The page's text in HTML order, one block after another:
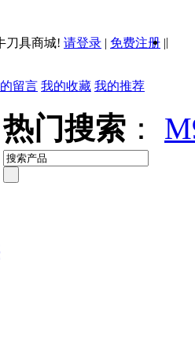
刀具商城! 请登录 | 免费注册 ||
留言 我的收藏 我的推荐
热门搜索 ：